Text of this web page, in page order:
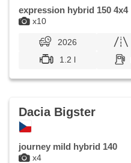
x10
expression hybrid 150 4x4
2026
1.2 l
x4
Dacia Bigster
journey mild hybrid 140